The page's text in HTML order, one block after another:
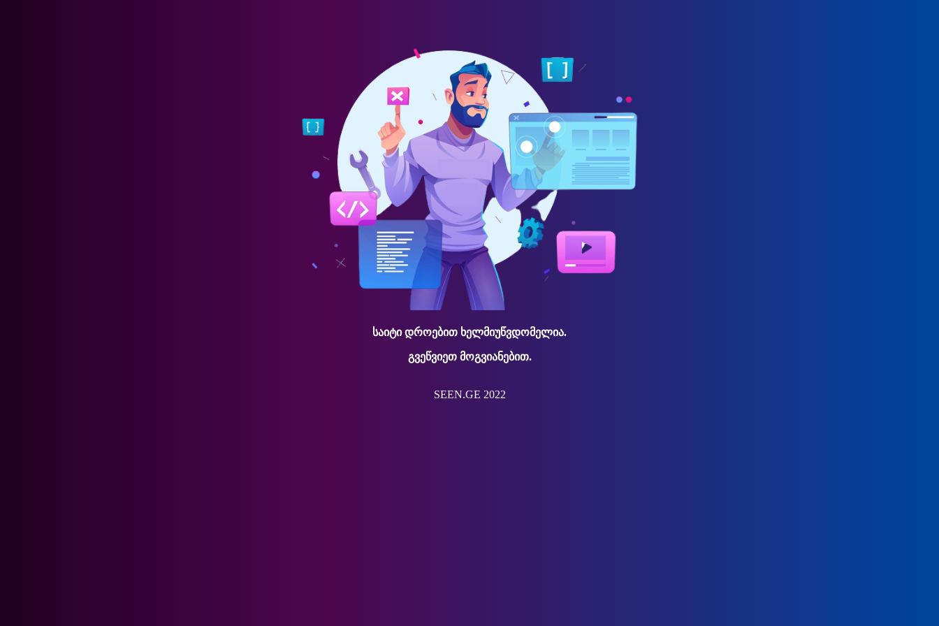
საიტი დროებით ხელმიუწვდომელია.
გვეწვიეთ მოგვიანებით.
SEEN.GE 2022